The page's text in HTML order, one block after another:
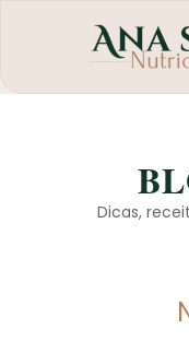
Dicas,